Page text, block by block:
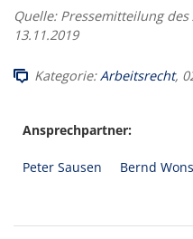
Quelle: Pressemitteilung
13.11.2019
Kategorie:Arbeitsrecht,
Ansprechpartner:
Peter Sausen Bernd